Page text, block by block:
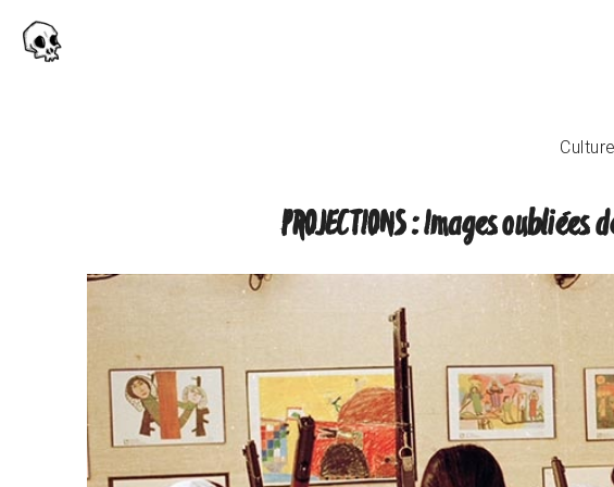
PROJECTIONS : Images